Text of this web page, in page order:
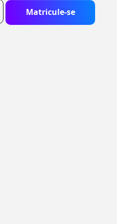
Matricule-se